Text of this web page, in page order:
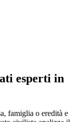
esperti in
famiglia o eredità e